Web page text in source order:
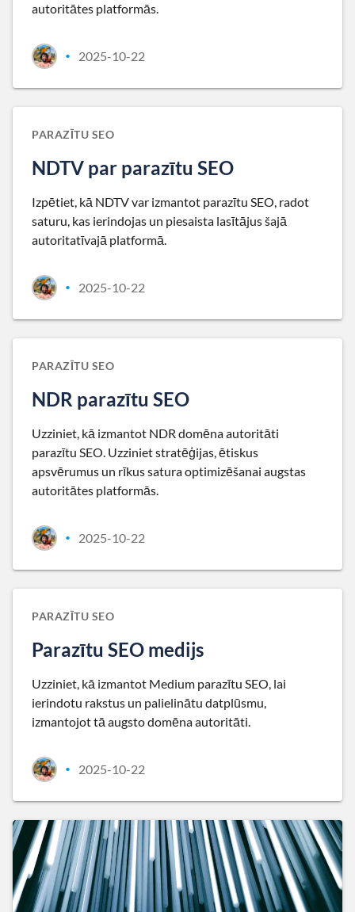
autoritātes platformās.
• 2025-10-22
PARAZĪTU SEO
NDTV par parazītu SEO
Izpētiet, kā NDTV var izmantot parazītu SEO, radot
saturu, kas ierindojas un piesaista lasītājus šajā
autoritatīvajā platformā.
• 2025-10-22
PARAZĪTU SEO
NDR parazītu SEO
Uzziniet, kā izmantot NDR domēna autoritāti
parazītu SEO. Uzziniet stratēģijas, ētiskus
apsvērumus un rīkus satura optimizēšanai augstas
autoritātes platformās.
• 2025-10-22
PARAZĪTU SEO
Parazītu SEO medijs
Uzziniet, kā izmantot Medium parazītu SEO, lai
ierindotu rakstus un palielinātu datplūsmu,
izmantojot tā augsto domēna autoritāti.
• 2025-10-22